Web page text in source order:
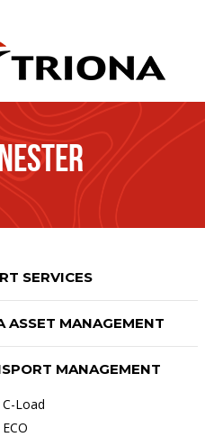
SERVICES
ASSET MANAGEMENT
MANAGEMENT
Load